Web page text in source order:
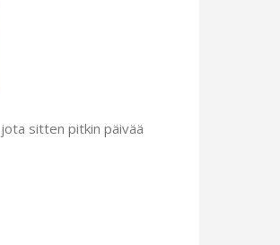
sitten pitkin päivää